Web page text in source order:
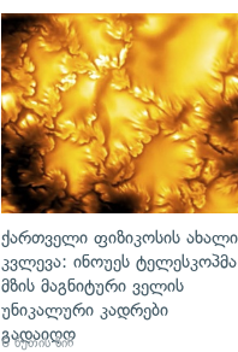
ქართველი ფიზიკოსის ახალი
კვლევა: ინოუეს ტელესკოპმა
მზის მაგნიტური ველის
უნიკალური კადრები
გადაიღო
6 წუთის წინ